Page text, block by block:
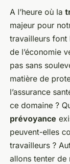
A l’heure où la
majeur pour
travailleurs font
de l’économie
pas sans
matière de
l’assurance
ce domaine ?
prévoyance
peuvent-elles
travailleurs ?
allons tenter de